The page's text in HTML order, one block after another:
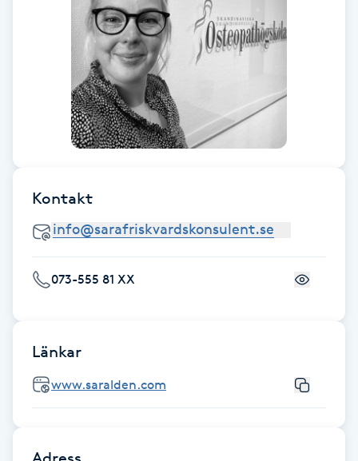
Face framing
Faceliftmassage
Fet hårbotten
Fettreducering
Fibromassage
Fillers
Fotmassage
Fotsvamp
Fotvård
Kontakt
073-555 81 XX
Länkar
www.saralden.com